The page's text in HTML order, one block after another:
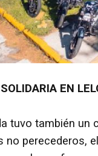
EN
tuvo también un
no perecederos,